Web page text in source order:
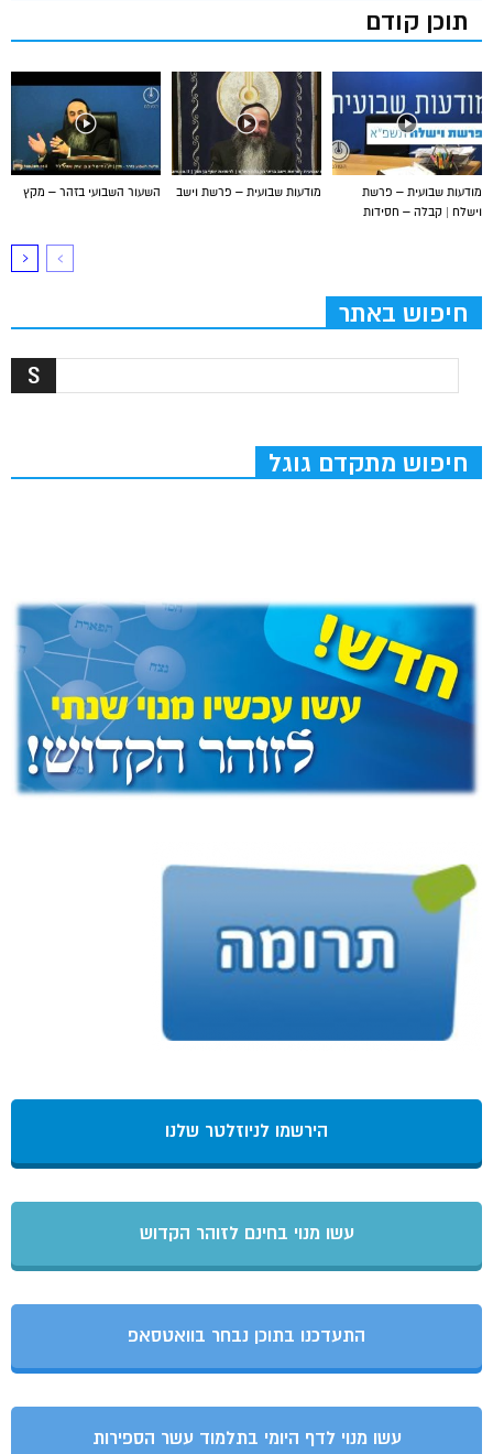
תוכן קודם
השעור השבועי בזהר – מקץ מודעות שבועית – פרשת וישב
מודעות שבועית – פרשת
וישלח | קבלה – חסידות
חיפוש באתר
חיפוש מתקדם גוגל
הירשמו לניוזלטר שלנו
עשו מנוי בחינם לזוהר הקדוש
התעדכנו בתוכן נבחר בוואטסאפ
עשו מנוי לדף היומי בתלמוד עשר הספירות